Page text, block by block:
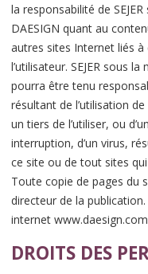
la responsabilité de
DAESIGN quant au
autres sites Internet liés
l’utilisateur. SEJER sous
pourra être tenu
résultant de l’utilisation
un tiers de l’utiliser, ou
interruption, d’un virus,
ce site ou de tout sites
Toute copie de pages du
directeur de la
internet
DROITS DES